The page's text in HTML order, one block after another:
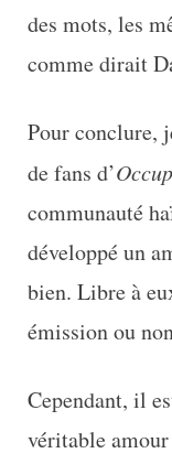
des mots, les
comme dirait
Pour conclure,
de fans d’
communauté
développé un
bien. Libre à
émission ou
Cependant, il
véritable